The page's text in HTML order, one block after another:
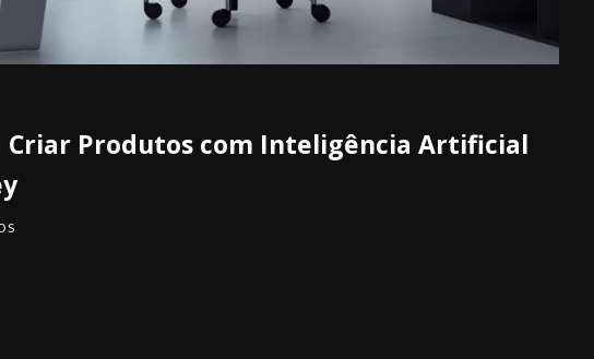
Criar Produtos com Inteligência Artificial